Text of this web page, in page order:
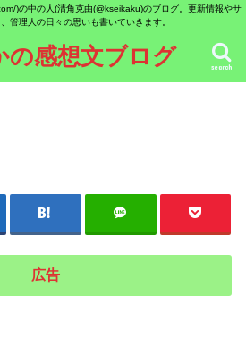
)の中の人(清角克由(@kseikaku)のブログ。更新情報やサ
管理人の日々の思いも書いていきます。
の感想文ブログ search
広告